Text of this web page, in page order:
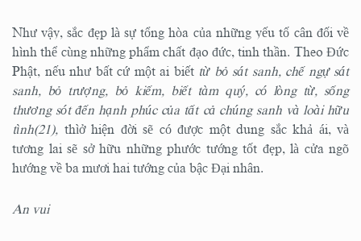
Như vậy, sắc đẹp là sự tổng hòa của những yếu tố cân đối về
hình thể cùng những phẩm chất đạo đức, tinh thần. Theo Đức
Phật, nếu như bất cứ một ai biết từ bỏ sát sanh, chế ngự sát
sanh, bỏ trượng, bỏ kiếm, biết tàm quý, có lòng từ, sống
thương sót đến hạnh phúc của tất cả chúng sanh và loài hữu
tình(21), thìở hiện đời sẽ có được một dung sắc khả ái, và
tương lai sẽ sở hữu những phước tướng tốt đẹp, là cửa ngõ
hướng về ba mươi hai tướng của bậc Đại nhân.
An vui